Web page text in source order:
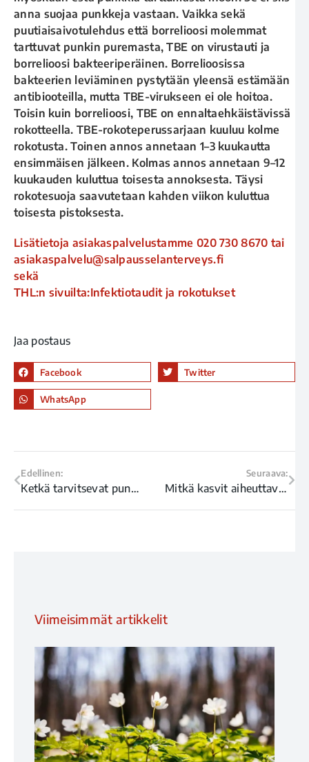
anna suojaa punkkeja vastaan. Vaikka sekä
puutiaisaivotulehdus että borrelioosi molemmat
tarttuvat punkin puremasta, TBE on virustauti ja
borrelioosi bakteeriperäinen. Borrelioosissa
bakteerien leviäminen pystytään yleensä estämään
antibiooteilla, mutta TBE-virukseen ei ole hoitoa.
Toisin kuin borrelioosi, TBE on ennaltaehkäistävissä
rokotteella. TBE-rokoteperussarjaan kuuluu kolme
rokotusta. Toinen annos annetaan 1–3 kuukautta
ensimmäisen jälkeen. Kolmas annos annetaan 9–12
kuukauden kuluttua toisesta annoksesta. Täysi
rokotesuoja saavutetaan kahden viikon kuluttua
toisesta pistoksesta.
Lisätietoja asiakaspalvelustamme 020 730 8670 tai
asiakaspalvelu@salpausselanterveys.fi
sekä
THL:n sivuilta:Infektiotaudit ja rokotukset
Jaa postaus
Facebook Twitter
WhatsApp
Edellinen:
Ketkä tarvitsevat punkkirokotteen?
Seuraava:
Mitkä kasvit aiheuttavat siitepölyallergiaa Suomessa?
Viimeisimmät artikkelit